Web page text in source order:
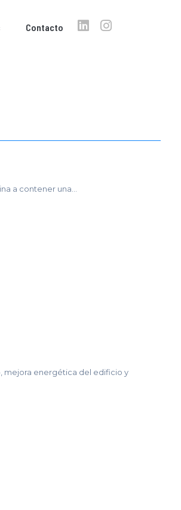
Contacto
a contener una...
mejora energética del edificio y